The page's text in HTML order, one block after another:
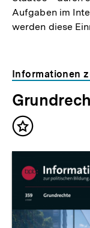
Aufgaben im
werden diese
Informationen
Inhalt